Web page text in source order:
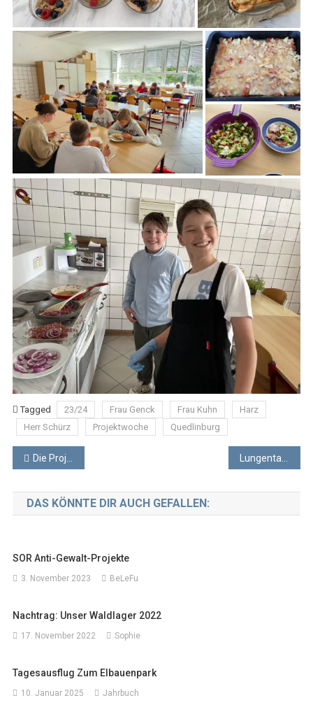
Tagged 23/24 Frau Genck Frau Kuhn
Harz
Herr Schürz
Projektwoche Quedlinburg
Beitragsnavigation
Die Projektwoche im Jahrbuch Lungentag
DAS KÖNNTE DIR AUCH GEFALLEN:
SOR Anti-Gewalt-Projekte
3. November 2023 BeLeFu
Nachtrag: Unser Waldlager 2022
17. November 2022 Sophie
Tagesausflug Zum Elbauenpark
10. Januar 2025 Jahrbuch